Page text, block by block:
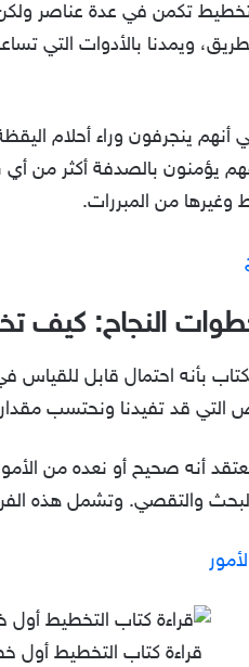
تكمن في عدة عناصر
ويمدنا بالأدوات التي
ينجرفون وراء أحلام
بالصدفة أكثر من أي
وغيرها من المبررات.
النجاح: كيف
بأنه احتمال قابل
التي قد تفيدنا ونحتسب
أنه صحيح أو نعده من
والتقصي. وتشمل هذه
قراءة كتاب التخطيط